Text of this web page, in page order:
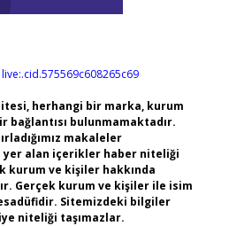
live:.cid.575569c608265c69
herhangi bir marka, kurum
bağlantısı bulunmamaktadır.
makaleler
yer alan içerikler haber niteliği
kurum ve kişiler hakkında
Gerçek kurum ve kişiler ile isim
Sitemizdeki bilgiler
niteliği taşımazlar.